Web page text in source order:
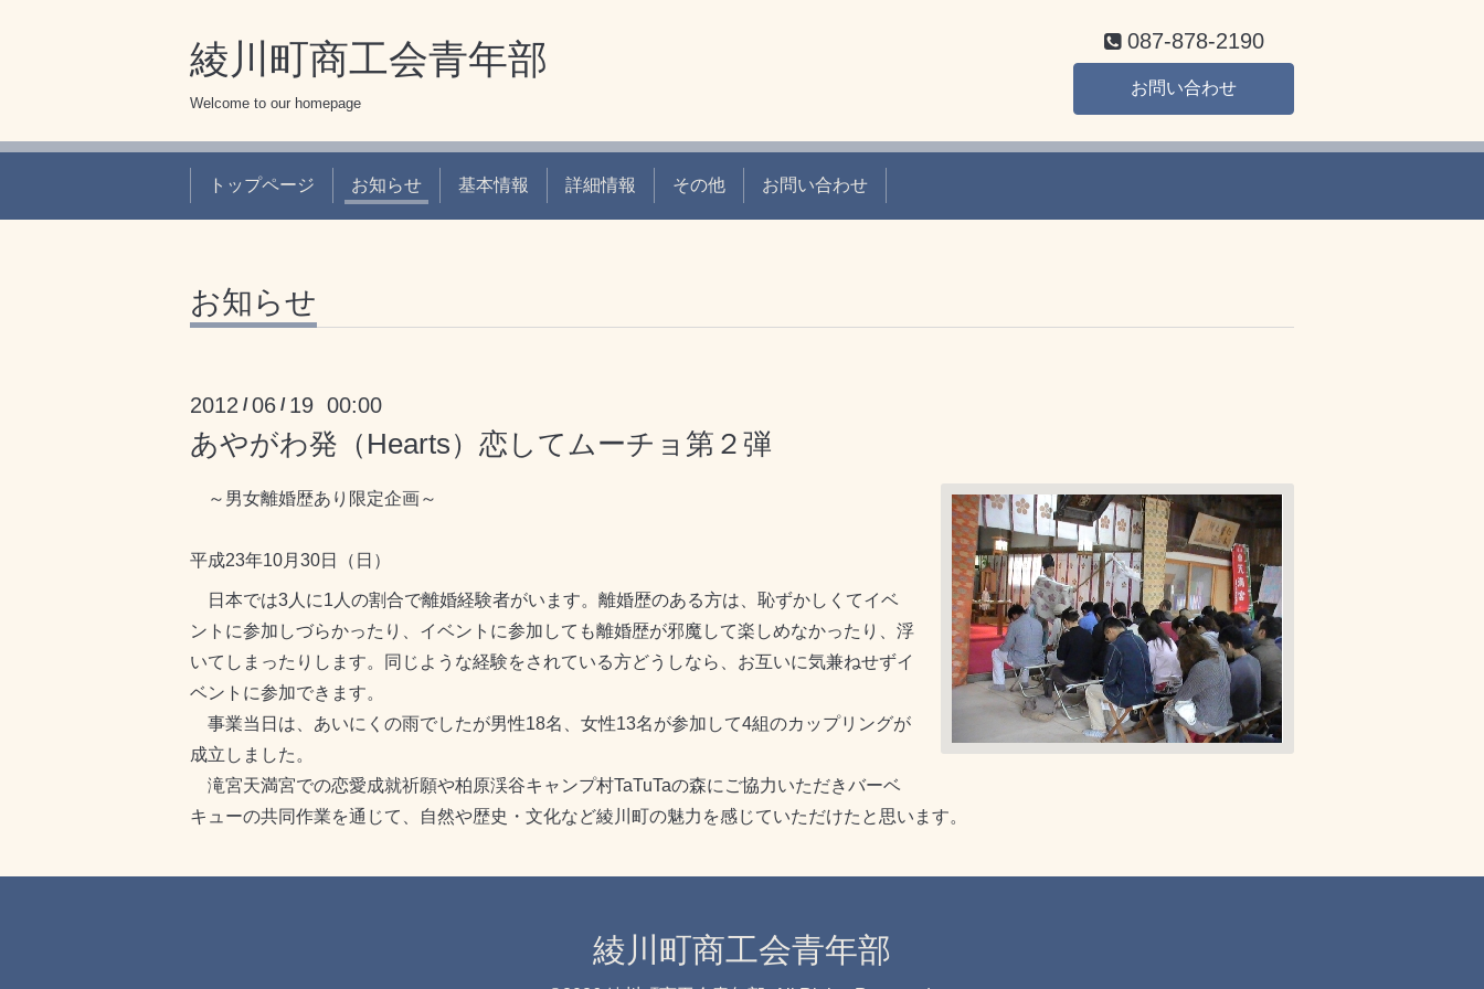
綾川町商工会青年部
Welcome to our homepage
087-878-2190
お問い合わせ
トップページ お知らせ 基本情報 詳細情報 その他 お問い合わせ
お知らせ
2012 /06 / 19 00:00
あやがわ発（Hearts）恋してムーチョ第２弾
～男女離婚歴あり限定企画～
平成23年10月30日（日）
日本では3人に1人の割合で離婚経験者がいます。離婚歴のある方は、恥ずかしくてイベ
ントに参加しづらかったり、イベントに参加しても離婚歴が邪魔して楽しめなかったり、浮
いてしまったりします。同じような経験をされている方どうしなら、お互いに気兼ねせずイ
ベントに参加できます。
事業当日は、あいにくの雨でしたが男性18名、女性13名が参加して4組のカップリングが
成立しました。
滝宮天満宮での恋愛成就祈願や柏原渓谷キャンプ村TaTuTaの森にご協力いただきバーベ
キューの共同作業を通じて、自然や歴史・文化など綾川町の魅力を感じていただけたと思います。
綾川町商工会青年部